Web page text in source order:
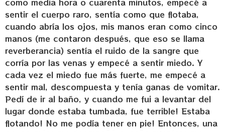
sentir el cuerpo raro, sentía como que flotaba,
cuando abría los ojos, mis manos eran como cinco
manos (me contaron después, que eso se llama
reverberancia) sentía el ruido de la sangre que
corría por las venas y empecé a sentir miedo. Y
cada vez el miedo fue más fuerte, me empecé a
sentir mal, descompuesta y tenía ganas de vomitar.
Pedí de ir al baño, y cuando me fui a levantar del
lugar donde estaba tumbada, fue terrible! Estaba
flotando! No me podía tener en pie! Entonces, una